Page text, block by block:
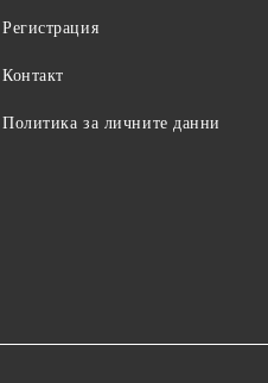
Регистрация
Контакт
Политика за личните данни